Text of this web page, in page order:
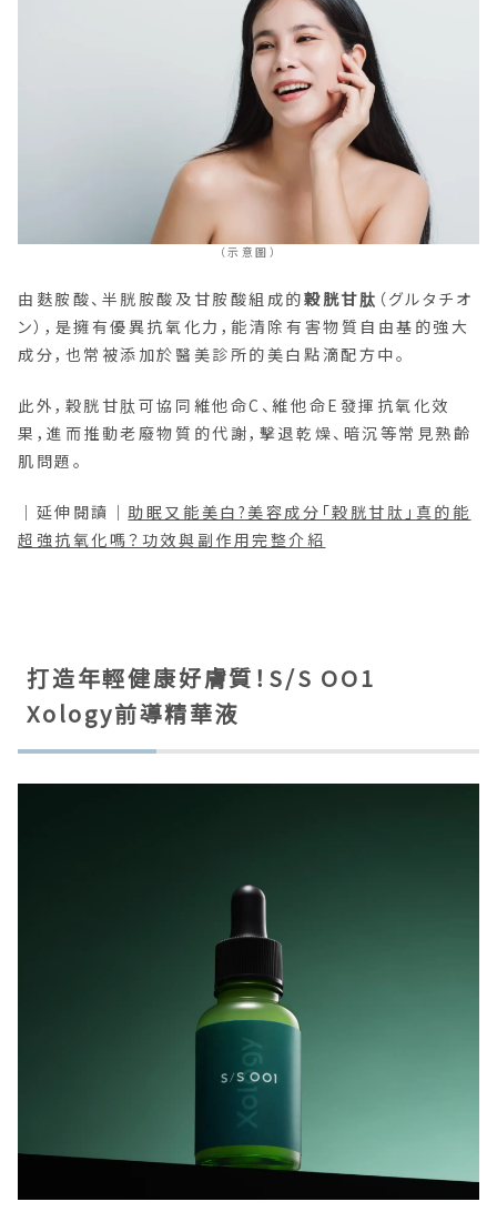
（示意圖）
由麩胺酸、半胱胺酸及甘胺酸組成的穀胱甘肽 （グルタチオ
ン），是擁有優異抗氧化力，能清除有害物質自由基的強大
成分，也常被添加於醫美診所的美白點滴配方中。
此外，穀胱甘肽可協同維他命C、維他命E發揮抗氧化效
果，進而推動老廢物質的代謝，擊退乾燥、暗沉等常見熟齡
肌問題。
｜延伸閱讀｜助眠又能美白?美容成分「穀胱甘肽」真的能
超強抗氧化嗎？功效與副作用完整介紹
打造年輕健康好膚質！S/S OO1
Xology前導精華液